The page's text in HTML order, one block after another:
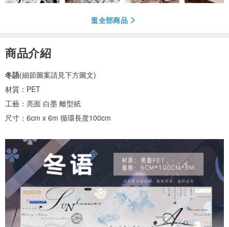
逛全部商品
商品介紹
冬語(細節圖案請見下方圖文)
材質：PET
工藝：亮面 白墨 離型紙
尺寸：6cm x 6m 循環長度100cm